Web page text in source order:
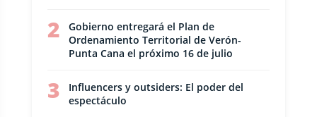
2
Gobierno entregará el Plan de
Ordenamiento Territorial de Verón-
Punta Cana el próximo 16 de julio
3
Influencers y outsiders: El poder del
espectáculo